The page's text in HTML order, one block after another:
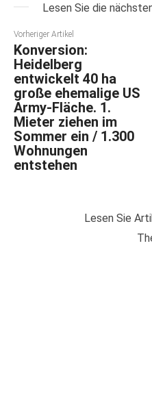
Lesen Sie die
Vorheriger Artikel
Konversion:
Heidelberg
entwickelt 40 ha
große ehemalige US
Army-Fläche. 1.
Mieter ziehen im
Sommer ein / 1.300
Wohnungen
entstehen
Lesen Sie